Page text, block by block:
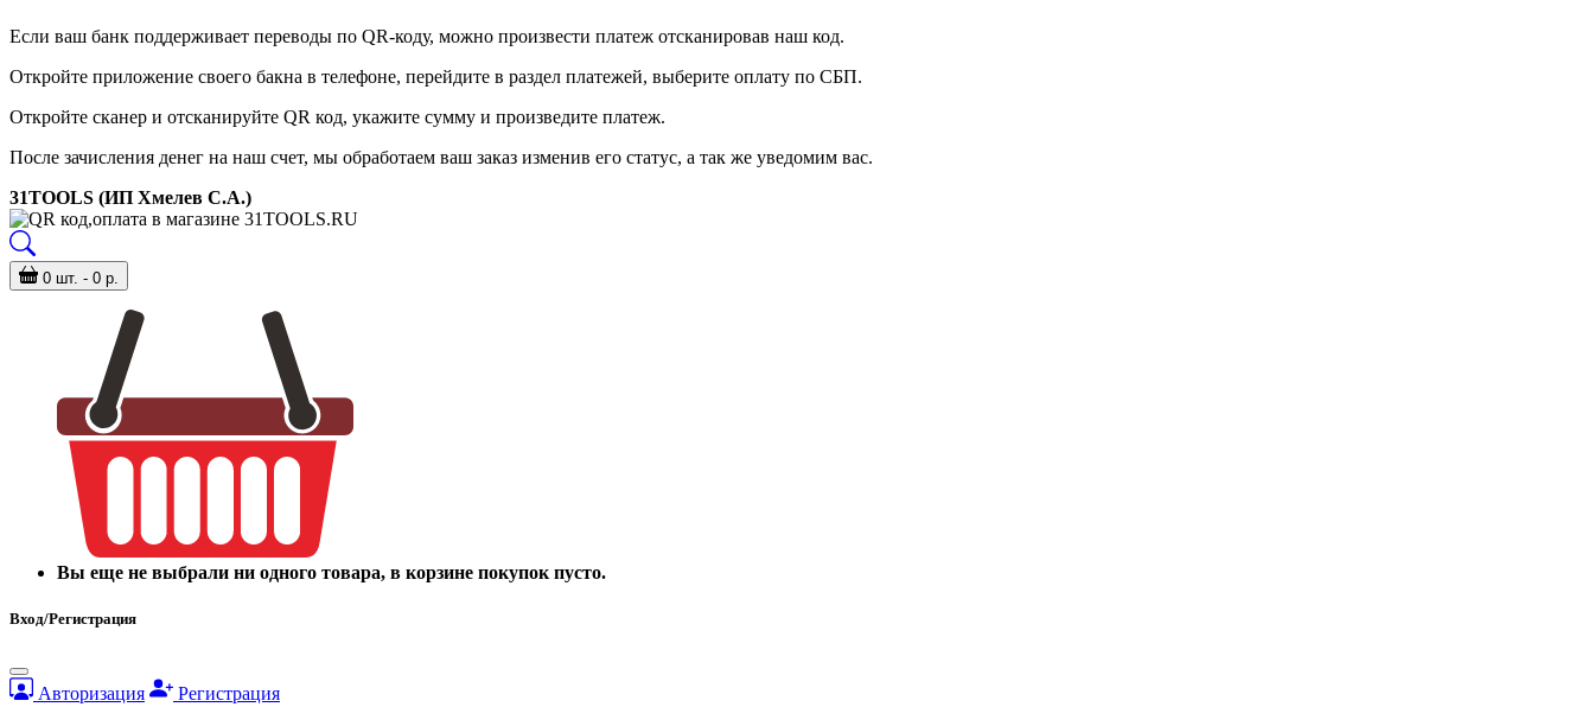
Если ваш банк поддерживает переводы по QR-коду, можно произвести платеж отсканировав наш код.
Откройте приложение своего бакна в телефоне, перейдите в раздел платежей, выберите оплату по СБП.
Откройте сканер и отсканируйте QR код, укажите сумму и произведите платеж.
После зачисления денег на наш счет, мы обработаем ваш заказ изменив его статус, а так же уведомим вас.
31TOOLS (ИП Хмелев С.А.)
0 шт. - 0 р.
Вы еще не выбрали ни одного товара, в корзине покупок пусто.
Вход/Регистрация
Авторизация Регистрация